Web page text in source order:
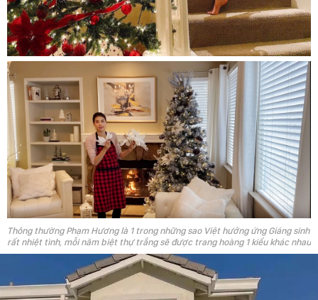
Thông thường Phạm Hương là 1 trong những sao Việt hưởng ứng Giáng sinh
rất nhiệt tình, mỗi năm biệt thự trắng sẽ được trang hoàng 1 kiểu khác nhau